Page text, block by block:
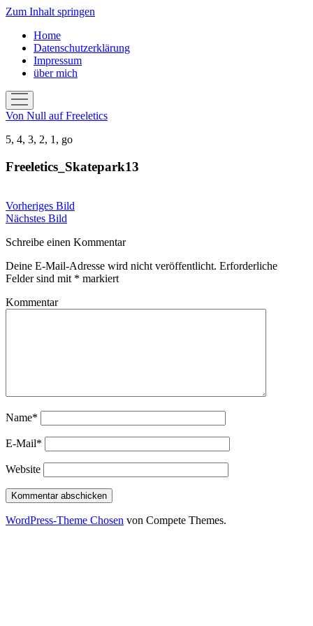
Zum Inhalt springen
Home
Datenschutzerklärung
Impressum
über mich
Menü
öffnen
Von Null auf Freeletics
5, 4, 3, 2, 1, go
Freeletics_Skatepark13
Vorheriges Bild
Nächstes Bild
Schreibe einen Kommentar
Deine E-Mail-Adresse wird nicht veröffentlicht. Erforderliche
Felder sind mit * markiert
Kommentar
Name*
E-Mail*
Website
WordPress-Theme Chosen von Compete Themes.